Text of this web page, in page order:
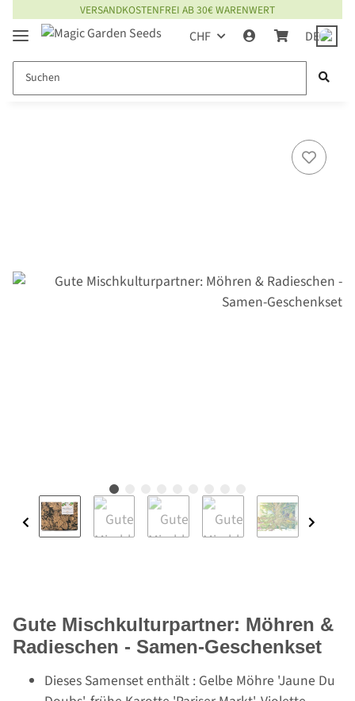
VERSANDKOSTENFREI AB 30€ WARENWERT
CHF DE
Gute Mischkulturpartner: Möhren &
Radieschen - Samen-Geschenkset
Dieses Samenset enthält : Gelbe Möhre 'Jaune Du